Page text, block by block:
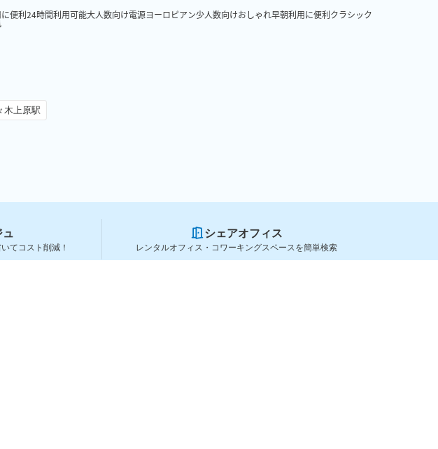
便利24時間利用可能大人数向け電源ヨーロピアン少人数向けおしゃれ早朝利用に便利クラシック
木上原駅
てコスト削減！
シェアオフィス
レンタルオフィス・コワーキングスペースを簡単検索